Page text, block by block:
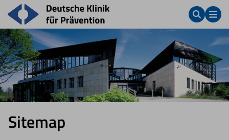
Sitemap